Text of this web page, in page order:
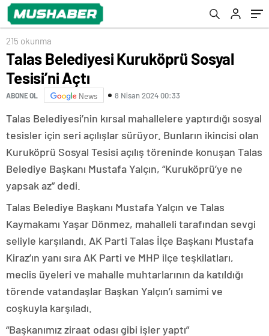
215 okunma
Talas Belediyesi Kuruköprü Sosyal
Tesisi’ni Açtı
ABONE OL News 8 Nisan 2024 00:33
Talas Belediyesi’nin kırsal mahallelere yaptırdığı sosyal
tesisler için seri açılışlar sürüyor. Bunların ikincisi olan
Kuruköprü Sosyal Tesisi açılış töreninde konuşan Talas
Belediye Başkanı Mustafa Yalçın, “Kuruköprü’ye ne
yapsak az” dedi.
Talas Belediye Başkanı Mustafa Yalçın ve Talas
Kaymakamı Yaşar Dönmez, mahalleli tarafından sevgi
seliyle karşılandı. AK Parti Talas İlçe Başkanı Mustafa
Kiraz’ın yanı sıra AK Parti ve MHP ilçe teşkilatları,
meclis üyeleri ve mahalle muhtarlarının da katıldığı
törende vatandaşlar Başkan Yalçın’ı samimi ve
coşkuyla karşıladı.
“Başkanımız ziraat odası gibi işler yaptı”